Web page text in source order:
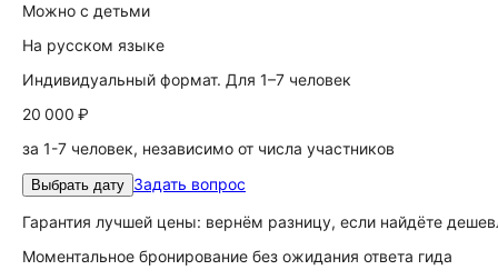
Можно с детьми
На русском языке
Индивидуальный формат. Для 1–7 человек
20 000 ₽
за 1-7 человек, независимо от числа участников
Выбрать дату Задать вопрос
Гарантия лучшей цены: вернём разницу, если найдёте
Моментальное бронирование без ожидания ответа гида